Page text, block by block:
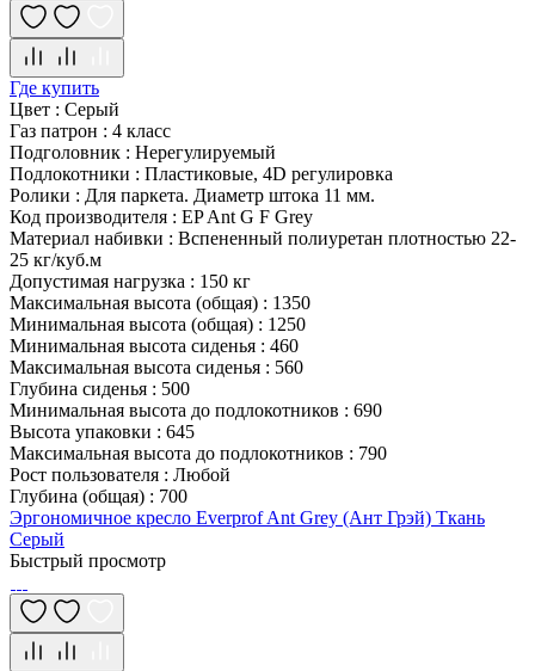
Где купить
Цвет : Серый
Газ патрон : 4 класс
Подголовник : Нерегулируемый
Подлокотники : Пластиковые, 4D регулировка
Ролики : Для паркета. Диаметр штока 11 мм.
Код производителя : EP Ant G F Grey
Материал набивки : Вспененный полиуретан плотностью 22-
25 кг/куб.м
Допустимая нагрузка : 150 кг
Максимальная высота (общая) : 1350
Минимальная высота (общая) : 1250
Минимальная высота сиденья : 460
Максимальная высота сиденья : 560
Глубина сиденья : 500
Минимальная высота до подлокотников : 690
Высота упаковки : 645
Максимальная высота до подлокотников : 790
Рост пользователя : Любой
Глубина (общая) : 700
Эргономичное кресло Everprof Ant Grey (Ант Грэй) Ткань
Серый
Быстрый просмотр